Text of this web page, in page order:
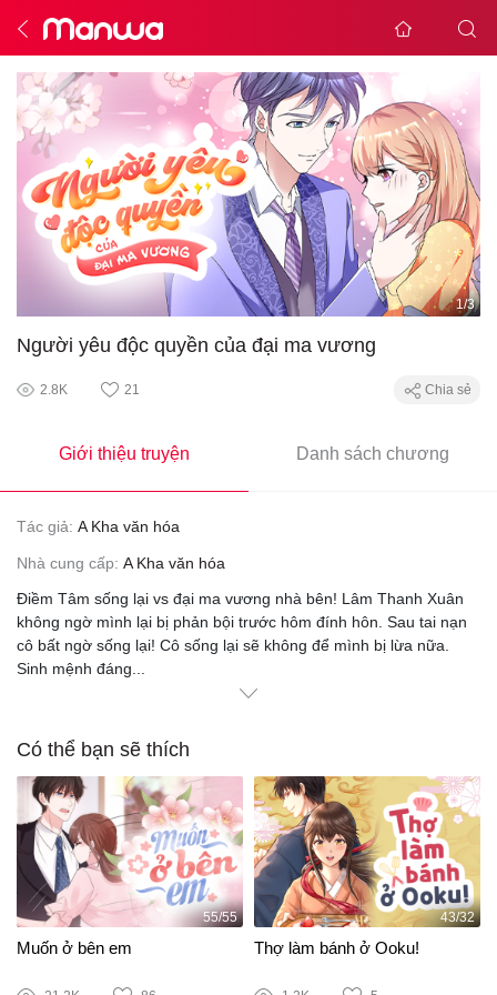
1/3
Người yêu độc quyền của đại ma vương
2.8K 21 Chia sẻ
Giới thiệu truyện Danh sách chương
Tác giả: A Kha văn hóa
Nhà cung cấp: A Kha văn hóa
Điềm Tâm sống lại vs đại ma vương nhà bên! Lâm Thanh Xuân
không ngờ mình lại bị phản bội trước hôm đính hôn. Sau tai nạn
cô bất ngờ sống lại! Cô sống lại sẽ không để mình bị lừa nữa.
Sinh mệnh đáng
Có thể bạn sẽ thích
55/55
Muốn ở bên em
43/32
Thợ làm bánh ở Ooku!